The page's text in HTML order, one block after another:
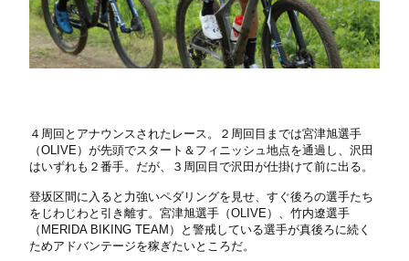
４周回とアナウンスされたレース。２周回目までは宮津旭選手
（OLIVE）が先頭でスタート＆フィニッシュ地点を通過し、沢田
はいずれも２番手。だが、３周回目で沢田が仕掛けて前に出る。
登坂区間に入ると力強いペダリングを見せ、すぐ後ろの選手たち
をじわじわと引き離す。宮津旭選手（OLIVE）、竹内遼選手
（MERIDA BIKING TEAM）と警戒している選手が真後ろに続く
ためアドバンテージを稼ぎたいところだ。